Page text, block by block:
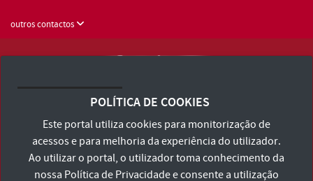
outros contactos
Consulte os Termos e Condições e Política de Privacidade
Declaração de Acessibilidade
POLÍTICA DE COOKIES
Este portal utiliza cookies para monitorização de
acessos e para melhoria da experiência do utilizador.
Ao utilizar o portal, o utilizador toma conhecimento da
nossa Política de Privacidadee consente a utilização